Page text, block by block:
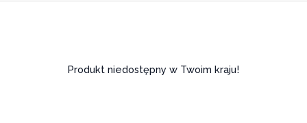
Produkt niedostępny w Twoim kraju!